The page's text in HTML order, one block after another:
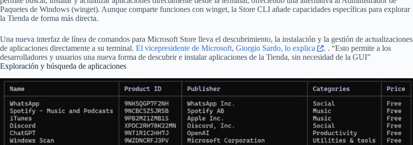
Paquetes de Windows (winget). Aunque comparte funciones con winget, la Store CLI añade capacidades específicas para explorar
la Tienda de forma más directa.
Una nueva interfaz de línea de comandos para Microsoft Store lleva el descubrimiento, la instalación y la gestión de actualizaciones
de aplicaciones directamente a su terminal. El vicepresidente de Microsoft, Giorgio Sardo, lo explica
. . “Esto permite a los
desarrolladores y usuarios una nueva forma de descubrir e instalar aplicaciones de la Tienda, sin necesidad de la GUI”
Exploración y búsqueda de aplicaciones